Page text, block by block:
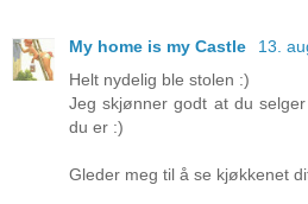
My home is my Castle
13.
Helt nydelig ble stolen :)
Jeg skjønner godt at du
du er :)
Gleder meg til å se kjøkkenet